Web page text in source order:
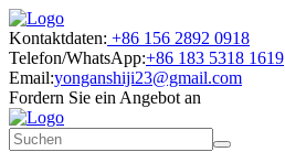
Kontaktdaten: +86 156 2892 0918
Telefon/WhatsApp:+86 183 5318 1619
Email:yonganshiji23@gmail.com
Fordern Sie ein Angebot an